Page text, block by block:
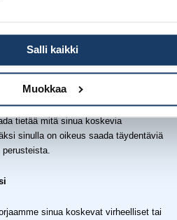
Salli kaikki
Muokkaa
ylläpitäjälle.
siitä, käsittelemmekö sinua
tietää mitä sinua koskevia
sinulla on oikeus saada täydentäviä
sinua koskevat virheelliset tai